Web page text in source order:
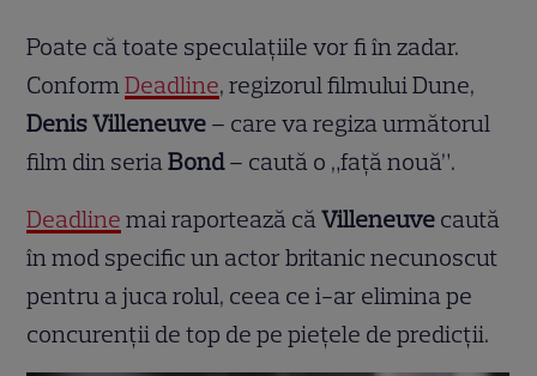
Poate că toate speculațiile vor fi în zadar.
ConformDeadline, regizorul filmului Dune,
Denis Villeneuve – care va regiza următorul
film din seriaBond– caută o „față nouă”.
Deadline mai raportează căVilleneuve caută
în mod specific un actor britanic necunoscut
pentru a juca rolul, ceea ce i-ar elimina pe
concurenții de top de pe piețele de predicții.